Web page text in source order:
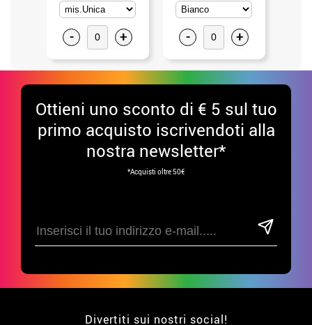
- + - +
Ottieni uno sconto di € 5 sul tuo
primo acquisto iscrivendoti alla
nostra newsletter*
*Acquisti oltre 50€
Divertiti sui nostri social!